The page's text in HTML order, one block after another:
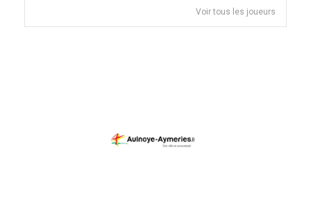
Voir tous les joueurs